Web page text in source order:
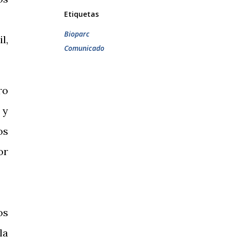
y
Etiquetas
Bioparc
Comunicado